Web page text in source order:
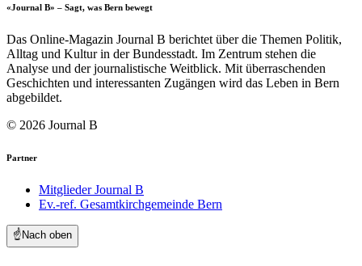
«Journal B» – Sagt, was Bern bewegt
Das Online-Magazin Journal B berichtet über die Themen Politik,
Alltag und Kultur in der Bundesstadt. Im Zentrum stehen die
Analyse und der journalistische Weitblick. Mit überraschenden
Geschichten und interessanten Zugängen wird das Leben in Bern
abgebildet.
© 2026 Journal B
Partner
Mitglieder Journal B
Ev.-ref. Gesamtkirchgemeinde Bern
☝️Nach oben